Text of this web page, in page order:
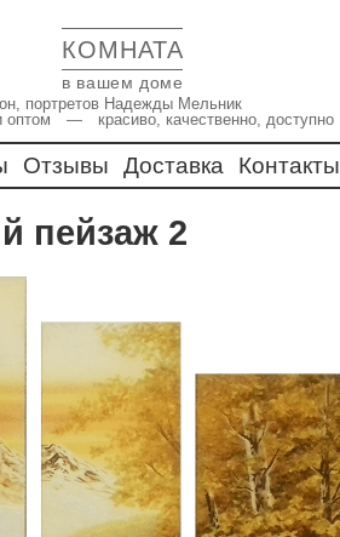
КОМНАТА
в вашем доме
портретов Надежды Мельник
— красиво, качественно, доступно
Отзывы Доставка Контакты
пейзаж 2